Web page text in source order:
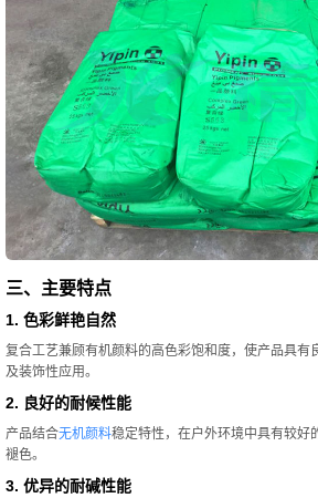
三、主要特点
1. 色彩鲜艳自然
复合工艺兼顾有机颜料的高色彩饱和度，使产品具有
及装饰性应用。
2. 良好的耐候性能
产品结合无机颜料稳定特性，在户外环境中具有较好
褪色。
3. 优异的耐碱性能